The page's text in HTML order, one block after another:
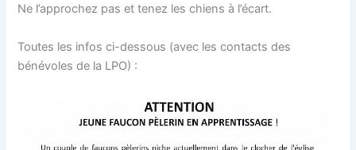
Ne l’approchez pas et tenez les chiens à l’écart.
Toutes les infos ci-dessous (avec les contacts des
bénévoles de la LPO) :